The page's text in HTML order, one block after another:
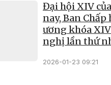
Đại hội XIV
nay, Ban
ương khóa
nghị lần thứ
2026-01-23 09:21